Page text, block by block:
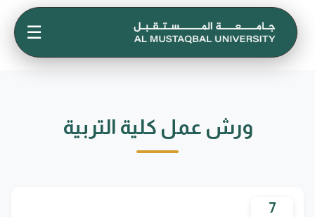
☰
ورش عمل كلية التربية
7